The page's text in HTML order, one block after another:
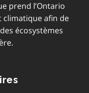
prend l’Ontario
afin de
écosystèmes